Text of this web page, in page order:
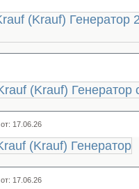
от: 17.06.26
от: 17.06.26